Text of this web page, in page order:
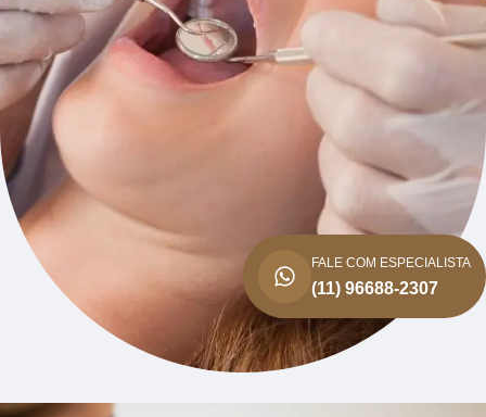
FALE COM ESPECIALISTA
(11) 96688-2307